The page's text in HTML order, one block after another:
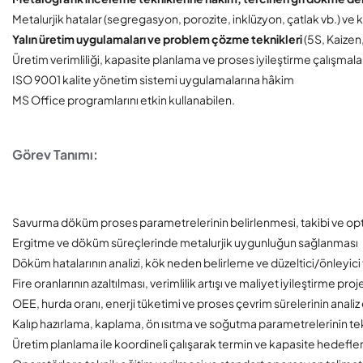
Metalurjik hatalar (segregasyon, porozite, inklüzyon, çatlak vb.) ve
Yalın üretim uygulamaları ve problem çözme teknikleri(5S,
Üretim verimliliği, kapasite planlama ve proses iyileştirme
ISO 9001 kalite yönetim sistemi uygulamalarına hâkim
MS Office programlarını etkin kullanabilen.
Görev Tanımı:
Savurma döküm proses parametrelerinin belirlenmesi, takibi ve
Ergitme ve döküm süreçlerinde metalurjik uygunluğun sağlanması
Döküm hatalarının analizi, kök neden belirleme ve düzeltici/
Fire oranlarının azaltılması, verimlilik artışı ve maliyet iyileştirme
OEE, hurda oranı, enerji tüketimi ve proses çevrim sürelerinin
Kalıp hazırlama, kaplama, ön ısıtma ve soğutma parametrelerinin
Üretim planlama ile koordineli çalışarak termin ve kapasite